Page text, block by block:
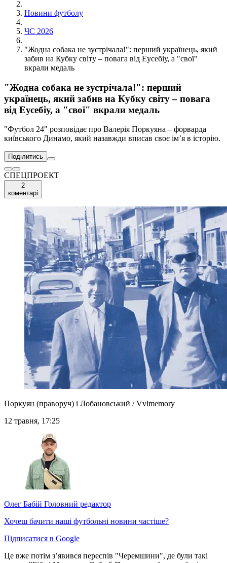
Новини футболу
ЧС 2026
"Жодна собака не зустрічала!": перший українець, який
забив на Кубку світу – повага від Еусебіу, а "свої"
вкрали медаль
"Жодна собака не зустрічала!": перший
українець, який забив на Кубку світу – повага
від Еусебіу, а "свої" вкрали медаль
"Футбол 24" розповідає про Валерія Поркуяна – форварда
київського Динамо, який назавжди вписав своє ім’я в історію.
Поділитись
СПЕЦПРОЕКТ
2
коментарі
Поркуян (праворуч) і Лобановський / Vvlmemory
12 травня, 17:25
Олег Бабій Головний редактор
Хочеш бачити наші футбольні новини частіше?
Підписатися в Google
Це вже потім з’явився переспів "Черемшини", де були такі